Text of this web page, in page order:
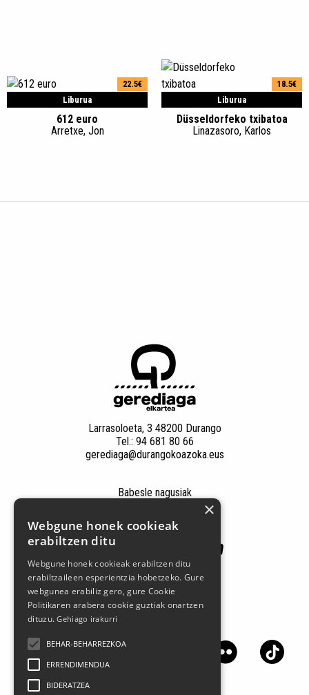
Liburua
22.5€
612 euro
Arretxe, Jon
Liburua
18.5€
Düsseldorfeko txibatoa
Linazasoro, Karlos
Larrasoloeta, 3 48200 Durango
Tel.: 94 681 80 66
gerediaga@durangokoazoka.eus
Babesle nagusiak
Jarrai gaitzazu sare sozialetan
×
Webgune honek cookieak
erabiltzen ditu
Webgune honek cookieak erabiltzen ditu
erabiltzaileen esperientzia hobetzeko. Gure
webgunea erabiliz gero, gure Cookie
Politikaren arabera cookie guztiak onartzen
dituzu.Gehiago irakurri
BEHAR-BEHARREZKOA
ERRENDIMENDUA
BIDERATZEA